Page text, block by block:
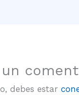
un
debes estar